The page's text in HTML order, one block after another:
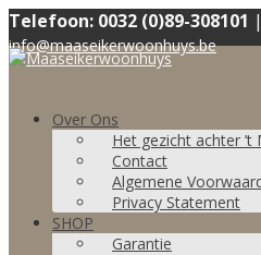
Telefoon: 0032 (0)89-308101 |
info@maaseikerwoonhuys.be
Over Ons
Het gezicht achter
Contact
Algemene
Privacy Statement
SHOP
Garantie